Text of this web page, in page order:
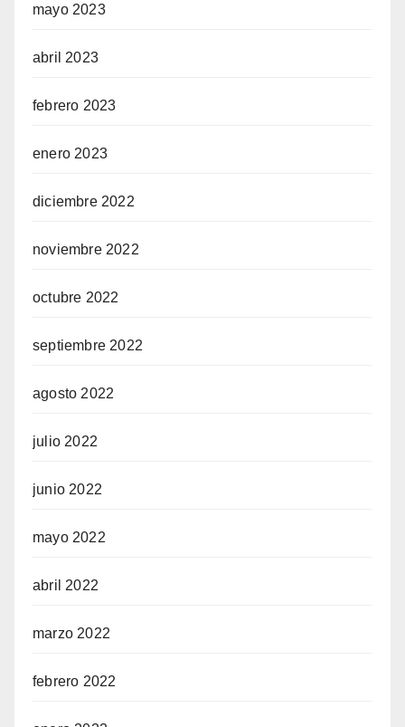
mayo 2023
abril 2023
febrero 2023
enero 2023
diciembre 2022
noviembre 2022
octubre 2022
septiembre 2022
agosto 2022
julio 2022
junio 2022
mayo 2022
abril 2022
marzo 2022
febrero 2022